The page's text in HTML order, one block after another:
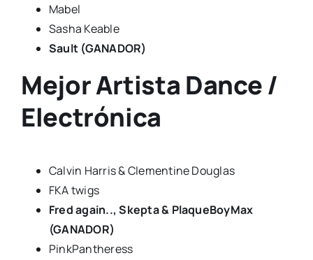
Mabel
Sasha Keable
Sault (GANADOR)
Mejor Artista Dance /
Electrónica
Calvin Harris & Clementine Douglas
FKA twigs
Fred again.., Skepta & PlaqueBoyMax
(GANADOR)
PinkPantheress